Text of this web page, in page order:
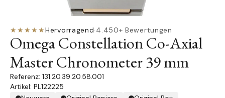
★★★★★Hervorragend·4.450+ Bewertungen
Omega Constellation Co-Axial
Master Chronometer 39 mm
131.20.39.20.58.001
Artikel: PL122225